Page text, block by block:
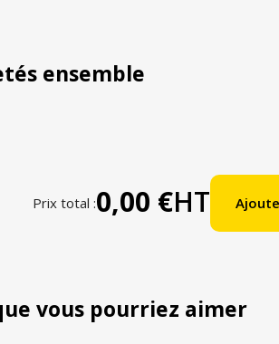
ensemble
Prix total :0,00 €HT
vous pourriez aimer